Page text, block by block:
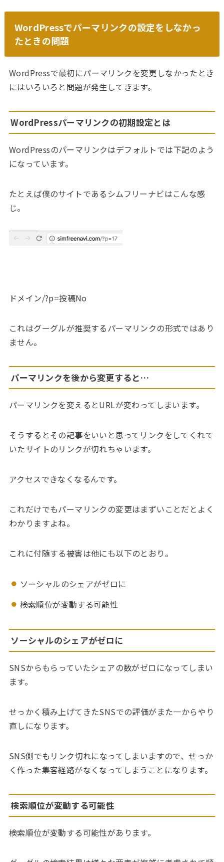
WordPressでパーマリンクの設定をしなかっ
たときの問題
WordPressで最初にパーマリンクを変更しなかったとき
にはいろいろと問題が発生してきます。
WordPressパーマリンクの初期設定とは
WordPressのパーマリンクはデフォルトでは下記のよう
になっています。
たとえば僕のサイトであるシムフリーナビはこんな感
じ。
ドメイン/?p=投稿No
これはグーグルが推奨するパーマリンクの形式ではあり
ません。
パーマリンクを後から変更すると…
パーマリンクを変えるとURLが変わってしまいます。
そうするとその記事をいいと思ってリンクをしてくれて
いたサイトのリンクが切れちゃいます。
アクセスできなくなるんです。
これだけでもパーマリンクの変更はまずいことだとよく
わかりますよね。
これに付随する被害は他にも以下のとおり。
ソーシャルのシェアがゼロに
検索順位が変動する可能性
ソーシャルのシェアがゼロに
SNSからもらっていたシェアの数がゼロになってしまい
ます。
せっかく積み上げてきたSNSでの評価がまた一からやり
直しになります。
SNS側でもリンク切れになってしまいますので、せっか
く作った集客経路がなくなってしまうことになります。
検索順位が変動する可能性
検索順位が変動する可能性があります。